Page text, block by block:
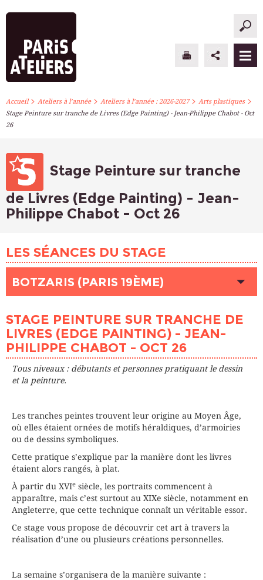
PARIS ATELIERS
INFOS PRATIQUES
Accueil> Ateliers à l’année> Ateliers à l’année : 2026-2027> Arts plastiques>
Stage Peinture sur tranche de Livres (Edge Painting) - Jean-Philippe Chabot - Oct
26
Stage Peinture sur tranche
de Livres (Edge Painting) - Jean-
Philippe Chabot - Oct 26
LES SÉANCES DU STAGE
BOTZARIS (PARIS 19ÈME)
HEURE 09h00 - 16h00
PLACES DISPONIBLES 9
DATE 27/10/2026
HEURE 09h00 - 16h00
DATE 28/10/2026
HEURE 09h00 - 16h00
PLACES DISPONIBLES 9
DATE 29/10/2026
HEURE 09h00 - 16h00
PLACES DISPONIBLES 9
DATE 30/10/2026
HEURE 09h00 - 16h00
STAGE PEINTURE SUR TRANCHE DE
LIVRES (EDGE PAINTING) - JEAN-
PHILIPPE CHABOT - OCT 26
Tous niveaux : débutants et personnes pratiquant le dessin
et la peinture.
Les tranches peintes trouvent leur origine au Moyen Âge,
où elles étaient ornées de motifs héraldiques, d’armoiries
ou de dessins symboliques.
Cette pratique s’explique par la manière dont les livres
étaient alors rangés, à plat.
À partir du XVIe siècle, les portraits commencent à
apparaître, mais c’est surtout au XIXe siècle, notamment en
Angleterre, que cette technique connaît un véritable essor.
Ce stage vous propose de découvrir cet art à travers la
réalisation d’une ou plusieurs créations personnelles.
La semaine s’organisera de la manière suivante :